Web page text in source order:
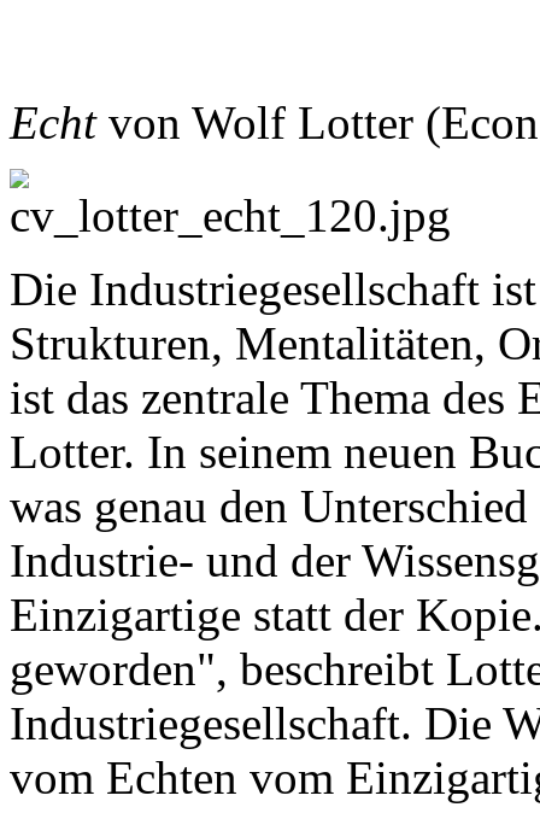
Echtvon Wolf Lotter
Die Industriegesellschaft
Strukturen, Mentalitäten,
ist das zentrale Thema des
Lotter. In seinem neuen
was genau den
Industrie- und der
Einzigartige statt der
geworden", beschreibt
Industriegesellschaft. Die
vom Echten vom